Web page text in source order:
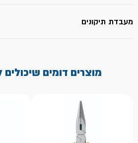
מעבדת תיקונים
מוצרים דומים שיכולים